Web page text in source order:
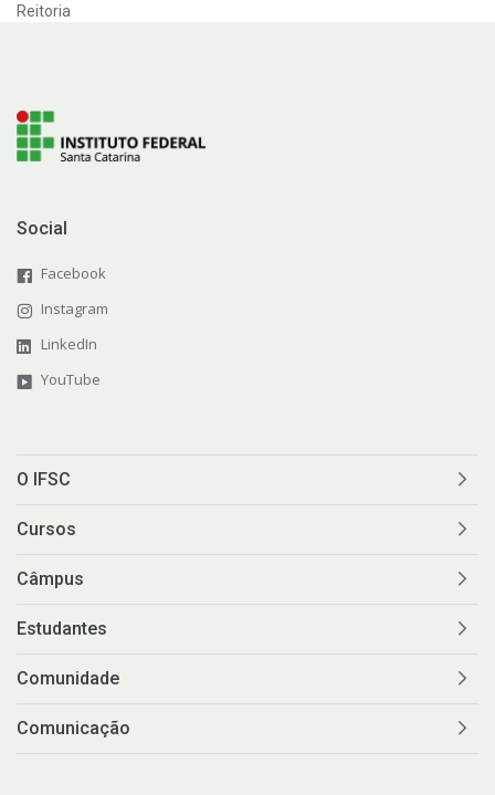
Reitoria
Social
Facebook
Instagram
LinkedIn
YouTube
O IFSC
Cursos
Câmpus
Estudantes
Comunidade
Comunicação